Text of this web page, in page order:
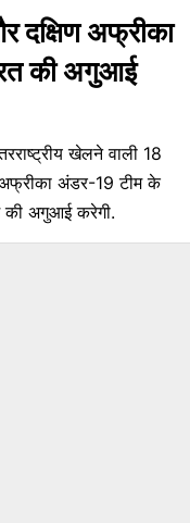
दक्षिण अफ्रीका
की अगुआई
खेलने वाली 18
अंडर-19 टीम के
की अगुआई करेगी.